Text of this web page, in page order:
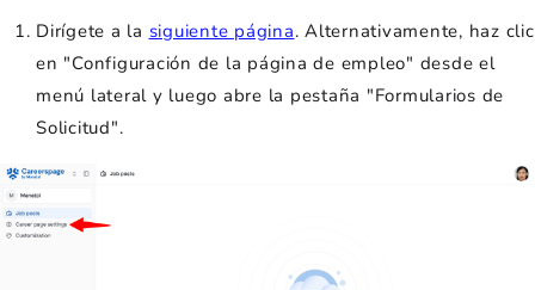
Dirígete a la siguiente página. Alternativamente, haz clic
en "Configuración de la página de empleo" desde el
menú lateral y luego abre la pestaña "Formularios de
Solicitud".